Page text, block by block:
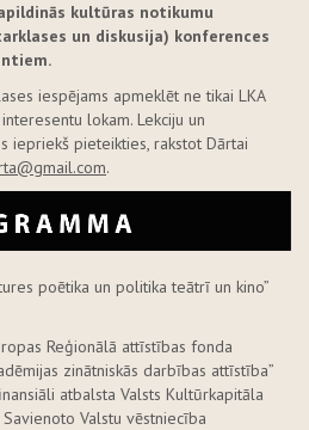
kultūras notikumu
un diskusija) konferences
iespējams apmeklēt ne tikai LKA
lokam. Lekciju un
iepriekš pieteikties, rakstot Dārtai
.
poētika un politika teātrī un kino”
Reģionālā attīstības fonda
zinātniskās darbības attīstība”
atbalsta Valsts Kultūrkapitāla
Valstu vēstniecība